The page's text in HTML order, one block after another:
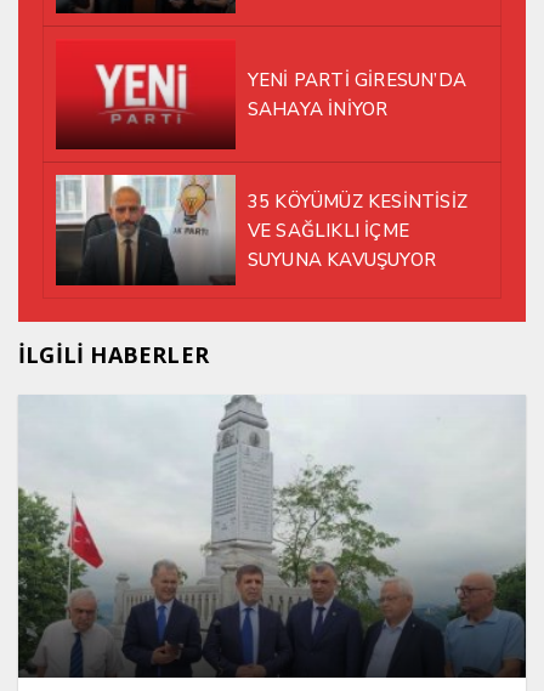
YENİ PARTİ GİRESUN’DA
SAHAYA İNİYOR
35 KÖYÜMÜZ KESİNTİSİZ
VE SAĞLIKLI İÇME
SUYUNA KAVUŞUYOR
İLGİLİ HABERLER